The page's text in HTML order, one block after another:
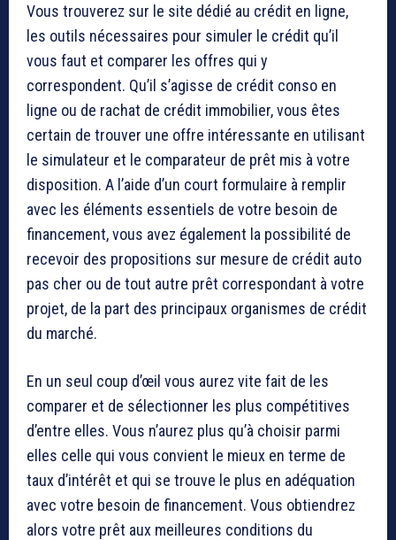
Vous trouverez sur le site dédié au crédit en ligne,
les outils nécessaires pour simuler le crédit qu’il
vous faut et comparer les offres qui y
correspondent. Qu’il s’agisse de crédit conso en
ligne ou de rachat de crédit immobilier, vous êtes
certain de trouver une offre intéressante en utilisant
le simulateur et le comparateur de prêt mis à votre
disposition. A l’aide d’un court formulaire à remplir
avec les éléments essentiels de votre besoin de
financement, vous avez également la possibilité de
recevoir des propositions sur mesure de crédit auto
pas cher ou de tout autre prêt correspondant à votre
projet, de la part des principaux organismes de crédit
du marché.
En un seul coup d’œil vous aurez vite fait de les
comparer et de sélectionner les plus compétitives
d’entre elles. Vous n’aurez plus qu’à choisir parmi
elles celle qui vous convient le mieux en terme de
taux d’intérêt et qui se trouve le plus en adéquation
avec votre besoin de financement. Vous obtiendrez
alors votre prêt aux meilleures conditions du